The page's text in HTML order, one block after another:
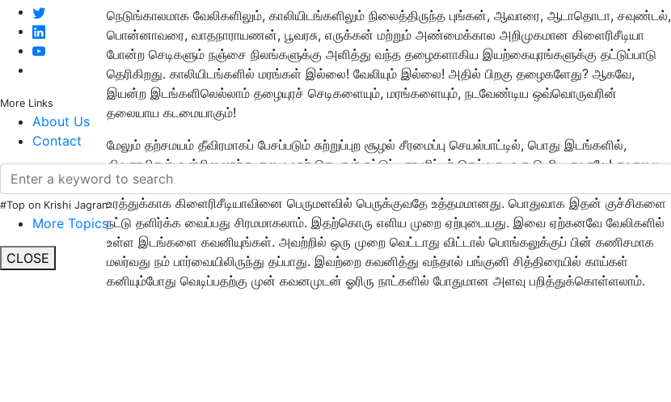
More Links
About Us
Contact
#Top on Krishi Jagran
More Topics
CLOSE
நெடுங்காலமாக வேலிகளிலும், காலியிடங்களிலும் நிலைத்திருந்த புங்கன், ஆவாரை, ஆடாதொடா, சவுண்டல்,
பொன்னாவரை, வாதநாராயணன், பூவரசு, எருக்கன் மற்றும் அண்மைக்கால அறிமுகமான கிளைரிசீடியா
போன்ற செடிகளும் நஞ்சை நிலங்களுக்கு அளித்து வந்த தழைகளாகிய இயற்கையுரங்களுக்கு தட்டுப்பாடு
தெரிகிறது. காலியிடங்களில் மரங்கள் இல்லை! வேலியும் இல்லை! அதில் பிறகு தழைகளேது? ஆகவே,
இயன்ற இடங்களிலெல்லாம் தழையுரச் செடிகளையும், மரங்களையும், நடவேண்டிய ஒவ்வொருவரின்
தலையாய கடமையாகும்!
மேலும் தற்சமயம் தீவிரமாகப் பேசப்படும் சுற்றுப்புற சூழல் சீரமைப்பு செயல்பாட்டில், பொது இடங்களில்,
விவசாயிகள் ஒன்றிணைந்து தழை உரச் செடிகள் நட்டுப் பராமரிப்புச் செய்வது ஒரு பெரிய சவாலே! சவாலை
ஏற்பது ஒரு ஏற்புடைய செயலே! எல்லா மரங்களையும் நட்டு, தழை பெற தாமதமாகுமாதலால், இப்போதைக்கு
உரத்துக்காக கிளைரிசீடியாவினை பெருமளவில் பெருக்குவதே உத்தமமானது. பொதுவாக இதன் குச்சிகளை
நட்டு தளிர்க்க வைப்பது சிரமமாகலாம். இதற்கொரு எளிய முறை ஏற்புடையது. இவை ஏற்கனவே வேலிகளில்
உள்ள இடங்களை கவனியுங்கள். அவற்றில் ஒரு முறை வெட்டாது விட்டால் பொங்கலுக்குப் பின் கணிசமாக
மலர்வது நம் பார்வையிலிருந்து தப்பாது. இவற்றை கவனித்து வந்தால் பங்குனி சித்திரையில் காய்கள்
கனியும்போது வெடிப்பதற்கு முன் கவனமுடன் ஓரிரு நாட்களில் போதுமான அளவு பறித்துக்கொள்ளலாம்.